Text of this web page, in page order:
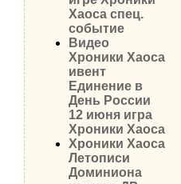
Хаоса спец.
событие
Видео
Хроники Хаоса
ивент
Единение в
День России
12 июня игра
Хроники Хаоса
Хроники Хаоса
Летописи
Доминиона